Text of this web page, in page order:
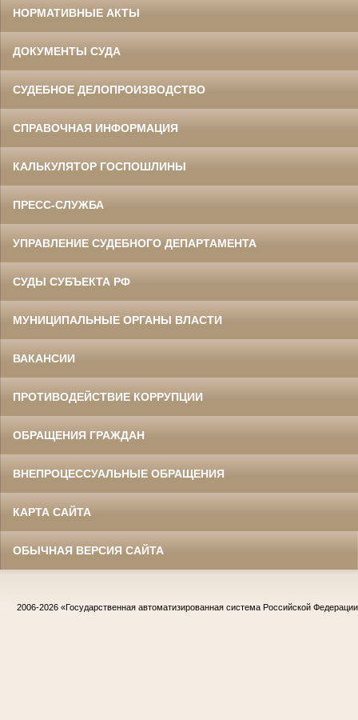
НОРМАТИВНЫЕ АКТЫ
ДОКУМЕНТЫ СУДА
СУДЕБНОЕ ДЕЛОПРОИЗВОДСТВО
СПРАВОЧНАЯ ИНФОРМАЦИЯ
КАЛЬКУЛЯТОР ГОСПОШЛИНЫ
ПРЕСС-СЛУЖБА
УПРАВЛЕНИЕ СУДЕБНОГО ДЕПАРТАМЕНТА
СУДЫ СУБЪЕКТА РФ
МУНИЦИПАЛЬНЫЕ ОРГАНЫ ВЛАСТИ
ВАКАНСИИ
ПРОТИВОДЕЙСТВИЕ КОРРУПЦИИ
ОБРАЩЕНИЯ ГРАЖДАН
ВНЕПРОЦЕССУАЛЬНЫЕ ОБРАЩЕНИЯ
КАРТА САЙТА
ОБЫЧНАЯ ВЕРСИЯ САЙТА
2006-2026 «Государственная автоматизированная система Российской